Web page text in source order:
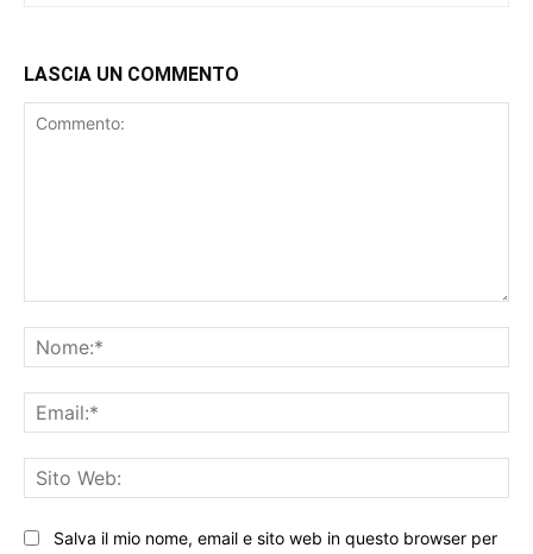
LASCIA UN COMMENTO
Salva il mio nome, email e sito web in questo browser per